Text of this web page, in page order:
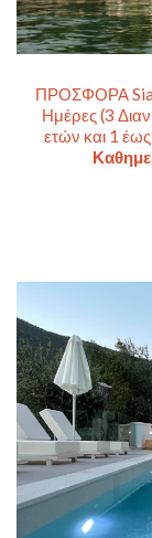
ΠΡΟΣΦΟΡΑ
Ημέρες (3
ετών και 1